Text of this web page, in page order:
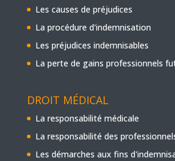
Les causes de préjudices
La procédure d'indemnisation
Les préjudices indemnisables
La perte de gains professionnels
DROIT MÉDICAL
La responsabilité médicale
La responsabilité des
Les démarches aux fins